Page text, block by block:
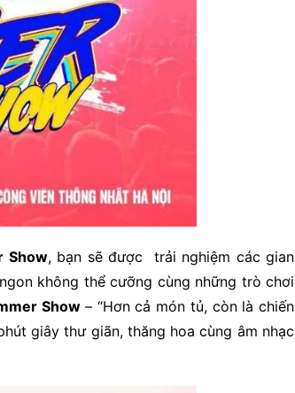
Show, bạn sẽ được trải nghiệm các gian
không thể cưỡng cùng những trò chơi
Show – “Hơn cả món tủ, còn là chiến
giây thư giãn, thăng hoa cùng âm nhạc